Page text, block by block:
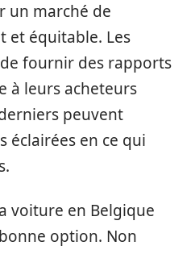
un marché de
et équitable. Les
fournir des rapports
à leurs acheteurs
peuvent
éclairées en ce qui
voiture en Belgique
option. Non